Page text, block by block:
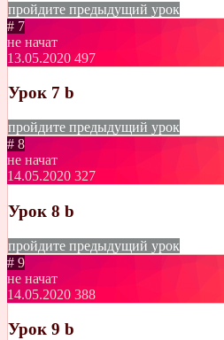
пройдите предыдущий урок
# 7
не начат
13.05.2020 497
Урок 7 b
пройдите предыдущий урок
# 8
не начат
14.05.2020 327
Урок 8 b
пройдите предыдущий урок
# 9
не начат
14.05.2020 388
Урок 9 b